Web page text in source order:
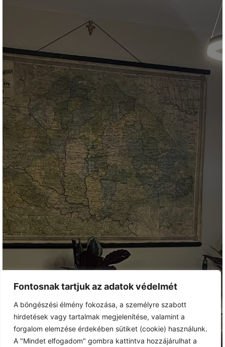
Fontosnak tartjuk az adatok védelmét
A böngészési élmény fokozása, a személyre szabott
hirdetések vagy tartalmak megjelenítése, valamint a
forgalom elemzése érdekében sütiket (cookie) használunk.
A "Mindet elfogadom" gombra kattintva hozzájárulhat a
AJÁNLÓK